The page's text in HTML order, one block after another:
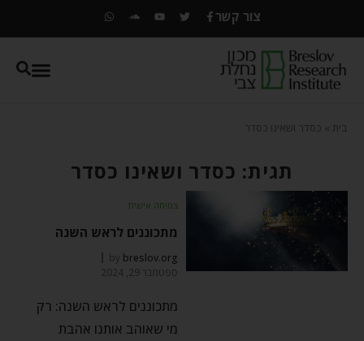
צור קשר
בית כסדר ושאינו כסדר
תגית: כסדר ושאינו כסדר
צמיחה אישית
מתכוננים לראש השנה
by breslov.org
ספטמבר 29, 2024
מתכוננים לראש השנה: רק
מי שאוהב אותנו אהבת